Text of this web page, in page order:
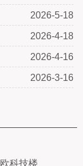
2026-5-18
2026-4-18
2026-4-16
2026-3-16
科技楼